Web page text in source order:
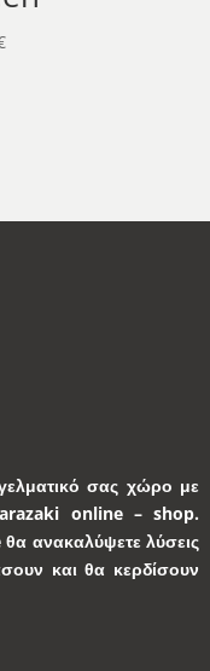
σας χώρο με
online – shop.
ανακαλύψετε λύσεις
και θα κερδίσουν